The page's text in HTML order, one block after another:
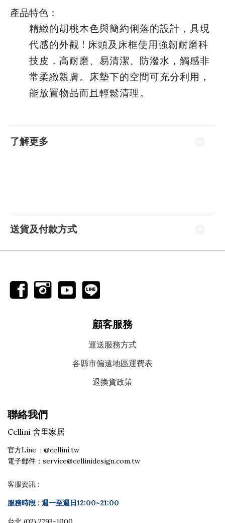
產品特色：
精緻的胡桃木色與簡約俐落的設計，具現
代感的外觀 ! 床頭及床框使用強韌耐磨科
技皮，高耐磨、易清潔、防潑水，觸感非
常柔緻親膚。床墊下的空間可充分利用，
能放置物品而且輕鬆清理。
了解更多
送貨及付款方式
顧客服務
運送服務方式
各縣市偏遠地區運費表
退換貨政策
聯絡我們
Cellini 舍里家居
官方Line : @cellini.tw
電子郵件：service@cellinidesign.com.tw
客服資訊 :
服務時段 : 週一至週日12:00~21:00